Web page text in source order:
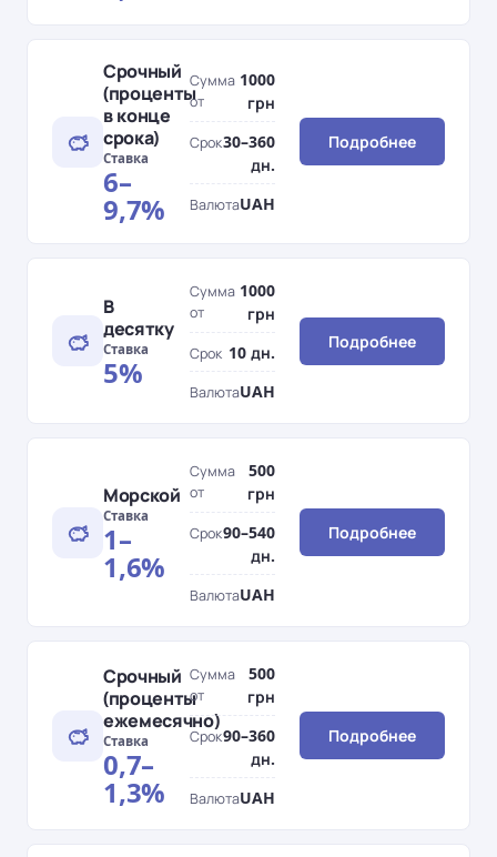
Срочный
(проценты
в конце
срока)
Ставка
6–
9,7%
Сумма
от
1000
грн
Срок30–360
дн.
ВалютаUAH
Подробнее
В
десятку
Ставка
5%
Сумма
от
1000
грн
Срок 10 дн.
ВалютаUAH
Подробнее
Морской
Ставка
1–
1,6%
Сумма
от
500
грн
Срок90–540
дн.
ВалютаUAH
Подробнее
Срочный
(проценты
ежемесячно)
Ставка
0,7–
1,3%
Сумма
от
500
грн
Срок90–360
дн.
ВалютаUAH
Подробнее